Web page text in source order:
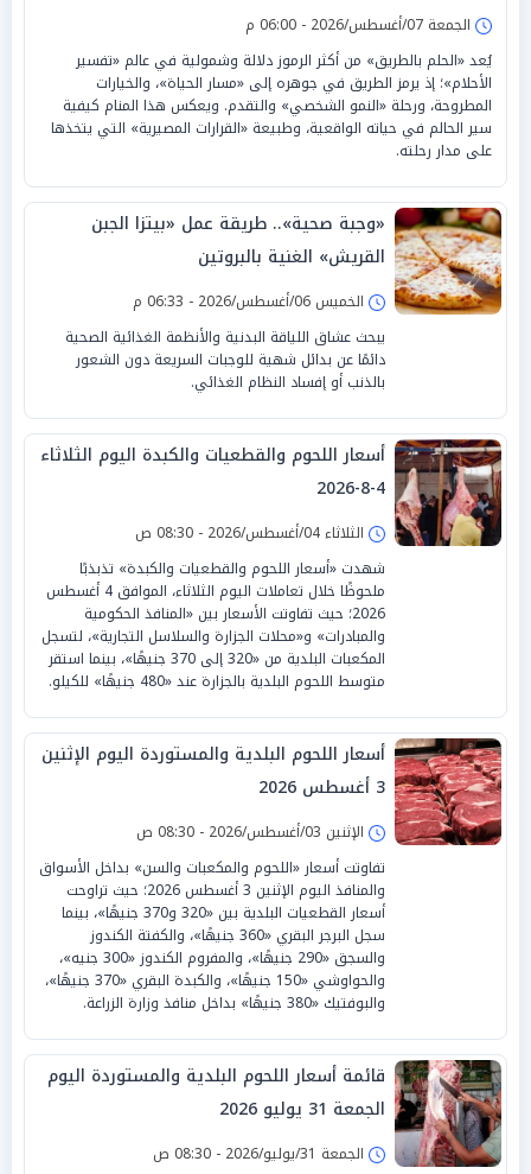
الجمعة 07/أغسطس/2026 - 06:00 م
يُعد «الحلم بالطريق» من أكثر الرموز دلالة وشمولية في عالم «تفسير
الأحلام»؛ إذ يرمز الطريق في جوهره إلى «مسار الحياة»، والخيارات
المطروحة، ورحلة «النمو الشخصي» والتقدم. ويعكس هذا المنام كيفية
سير الحالم في حياته الواقعية، وطبيعة «القرارات المصيرية» التي يتخذها
على مدار رحلته.
«وجبة صحية».. طريقة عمل «بيتزا الجبن
القريش» الغنية بالبروتين
الخميس 06/أغسطس/2026 - 06:33 م
يبحث عشاق اللياقة البدنية والأنظمة الغذائية الصحية
دائمًا عن بدائل شهية للوجبات السريعة دون الشعور
بالذنب أو إفساد النظام الغذائي.
أسعار اللحوم والقطعيات والكبدة اليوم الثلاثاء
4-8-2026
الثلاثاء 04/أغسطس/2026 - 08:30 ص
شهدت «أسعار اللحوم والقطعيات والكبدة» تذبذبًا
ملحوظًا خلال تعاملات اليوم الثلاثاء، الموافق 4 أغسطس
2026؛ حيث تفاوتت الأسعار بين «المنافذ الحكومية
والمبادرات» و«محلات الجزارة والسلاسل التجارية»، لتسجل
المكعبات البلدية من «320 إلى 370 جنيهًا»، بينما استقر
متوسط اللحوم البلدية بالجزارة عند «480 جنيهًا» للكيلو.
أسعار اللحوم البلدية والمستوردة اليوم الإثنين
3 أغسطس 2026
الإثنين 03/أغسطس/2026 - 08:30 ص
تفاوتت أسعار «اللحوم والمكعبات والسن» بداخل الأسواق
والمنافذ اليوم الإثنين 3 أغسطس 2026؛ حيث تراوحت
أسعار القطعيات البلدية بين «320 و370 جنيهًا»، بينما
سجل البرجر البقري «360 جنيهًا»، والكفتة الكندوز
والسجق «290 جنيهًا»، والمفروم الكندوز «300 جنيه»،
والحواوشي «150 جنيهًا»، والكبدة البقري «370 جنيهًا»،
والبوفتيك «380 جنيهًا» بداخل منافذ وزارة الزراعة.
قائمة أسعار اللحوم البلدية والمستوردة اليوم
الجمعة 31 يوليو 2026
الجمعة 31/يوليو/2026 - 08:30 ص